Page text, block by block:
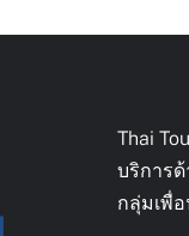
Thai
บริการ
กลุ่มเพื่